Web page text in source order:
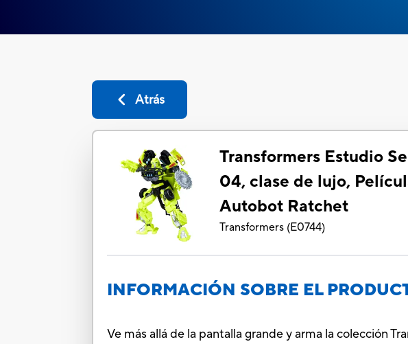
Atrás
Transformers Estudio
04, clase de lujo,
Autobot Ratchet
Transformers (E0744)
INFORMACIÓN SOBRE EL
Ve más allá de la pantalla grande y arma la colección